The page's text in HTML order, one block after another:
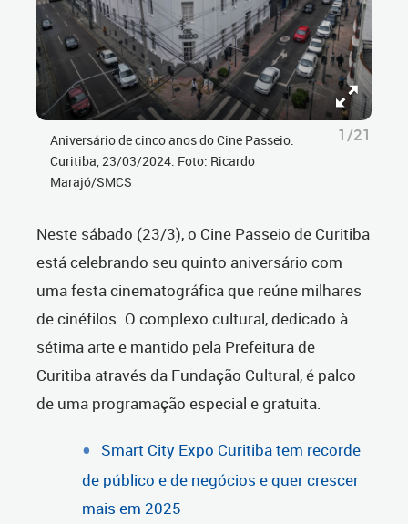
Aniversário de cinco anos do Cine Passeio.
Curitiba, 23/03/2024. Foto: Ricardo
Marajó/SMCS
1/21
Neste sábado (23/3), o Cine Passeio de Curitiba
está celebrando seu quinto aniversário com
uma festa cinematográfica que reúne milhares
de cinéfilos. O complexo cultural, dedicado à
sétima arte e mantido pela Prefeitura de
Curitiba através da Fundação Cultural, é palco
de uma programação especial e gratuita.
Smart City Expo Curitiba tem recorde
de público e de negócios e quer crescer
mais em 2025